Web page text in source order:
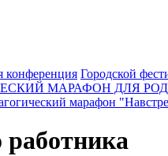
конференция Городской
МАРАФОН ДЛЯ
марафон